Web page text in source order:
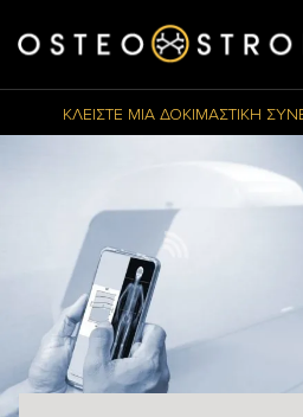
ΚΛΕΙΣΤΕ ΜΙΑ ΔΟΚΙΜΑΣΤΙΚΗ